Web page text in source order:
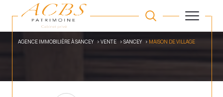
AGENCE IMMOBILIÈRE À SANCEY VENTE SANCEY MAISON DE VILLAGE